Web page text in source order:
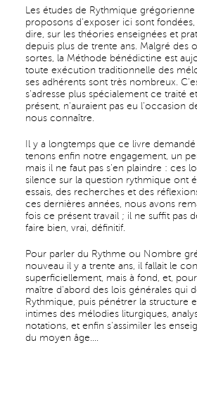
Les études de Rythmique
proposons d'exposer ici sont
dire, sur les théories enseignées et
depuis plus de trente ans. Malgré des
sortes, la Méthode bénédictine est
toute exécution traditionnelle des
ses adhérents sont très nombreux.
s'adresse plus spécialement ce traité
présent, n'auraient pas eu l'occasion
nous connaître.
Il y a longtemps que ce livre
tenons enfin notre engagement, un
mais il ne faut pas s'en plaindre : ces
silence sur la question rythmique ont
essais, des recherches et des
ces dernières années, nous avons
fois ce présent travail ; il ne suffit pas
faire bien, vrai, définitif.
Pour parler du Rythme ou Nombre
nouveau il y a trente ans, il fallait le
superficiellement, mais à fond, et,
maître d'abord des lois générales qui
Rythmique, puis pénétrer la structure
intimes des mélodies liturgiques,
notations, et enfin s'assimiler les
du moyen âge....